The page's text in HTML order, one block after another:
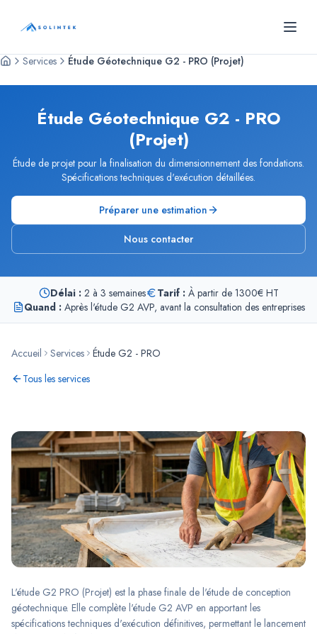
SOLINTEK- Bureau d'études géotechniques
Services Étude Géotechnique G2 - PRO (Projet)
Étude Géotechnique G2 - PRO
(Projet)
Étude de projet pour la finalisation du dimensionnement des fondations.
Spécifications techniques d'exécution détaillées.
Préparer une estimation
Nous contacter
Délai : 2 à 3 semaines Tarif : À partir de 1300€ HT
Quand : Après l'étude G2 AVP, avant la consultation des entreprises
Accueil Services Étude G2 - PRO
Tous les services
L'étude G2 PRO (Projet) est la phase finale de l'étude de conception
géotechnique. Elle complète l'étude G2 AVP en apportant les
spécifications techniques d'exécution définitives, permettant le lancement